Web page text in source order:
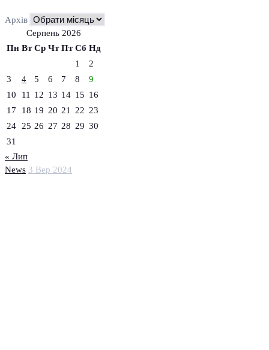
News 3 Вер 2024
Архів
Серпень 2026
Пн Вт Ср Чт Пт Сб Нд
1
2
3
4 5 6 7 8
9
10
11 12 13 14 15 16
17
18 19 20 21 22 23
24
25 26 27 28 29 30
31
« Лип